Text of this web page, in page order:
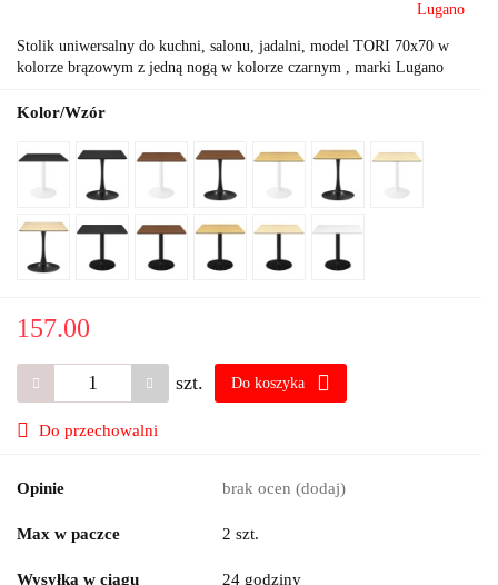
Lugano
Stolik uniwersalny do kuchni, salonu, jadalni, model TORI 70x70 w
kolorze brązowym z jedną nogą w kolorze czarnym , marki Lugano
Kolor/Wzór
157.00
szt. Do koszyka
Do przechowalni
Opinie brak ocen (dodaj)
Max w paczce 2 szt.
Wysyłka w ciągu 24 godziny